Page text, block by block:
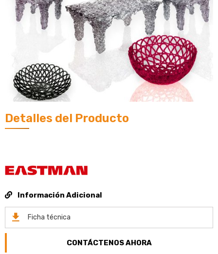
Detalles del Producto
Información Adicional
Ficha técnica
CONTÁCTENOS AHORA